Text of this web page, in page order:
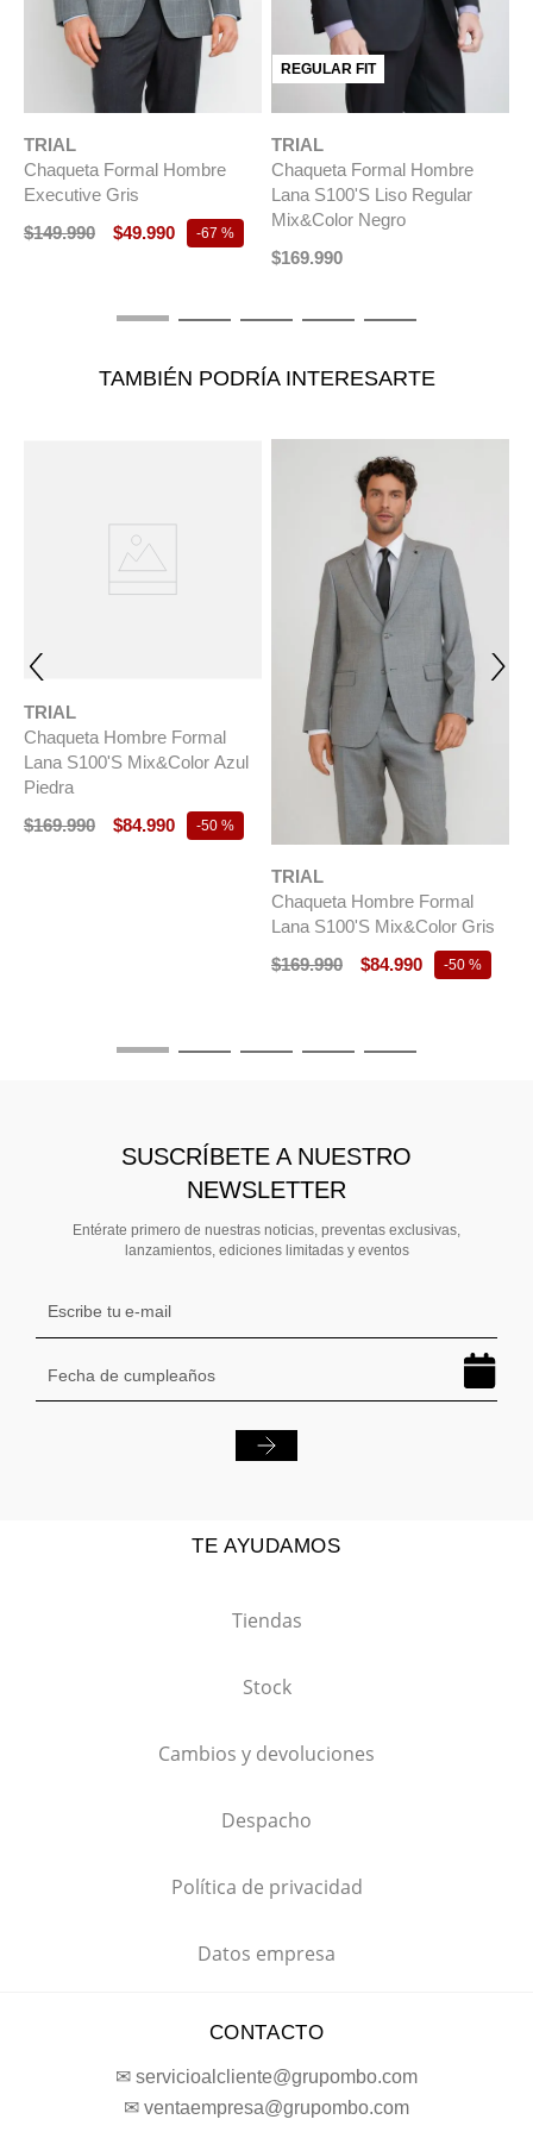
TRIAL
Chaqueta Formal Hombre
Executive Gris
$149.990 $49.990 -67 %
REGULAR FIT
TRIAL
Chaqueta Formal Hombre
Lana S100'S Liso Regular
Mix&Color Negro
$169.990
TAMBIÉN PODRÍA INTERESARTE
TRIAL
Chaqueta Hombre Formal
Lana S100'S Mix&Color Azul
Piedra
$169.990 $84.990 -50 %
TRIAL
Chaqueta Hombre Formal
Lana S100'S Mix&Color Gris
$169.990 $84.990 -50 %
SUSCRÍBETE A NUESTRO
NEWSLETTER
Entérate primero de nuestras noticias, preventas exclusivas,
lanzamientos, ediciones limitadas y eventos
TE AYUDAMOS
Tiendas
Stock
Cambios y devoluciones
Despacho
Política de privacidad
Datos empresa
CONTACTO
✉ servicioalcliente@grupombo.com
✉ ventaempresa@grupombo.com